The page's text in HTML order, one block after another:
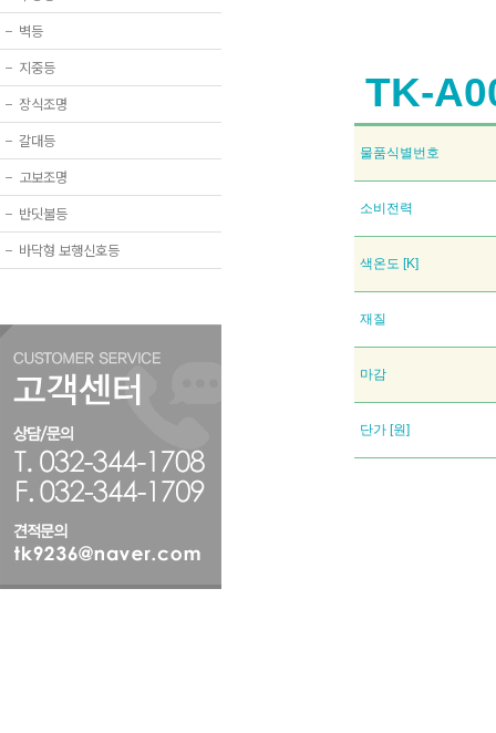
− 벽등
− 지중등
− 장식조명
− 갈대등
− 고보조명
− 반딧불등
− 바닥형 보행신호등
TK-
물품식별번호
소비전력
색온도 [K]
재질
마감
단가 [원]